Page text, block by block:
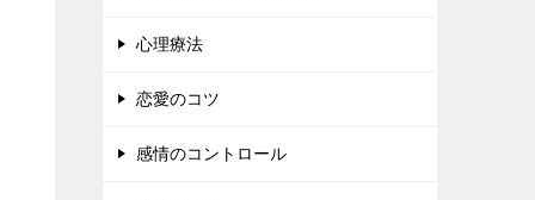
心理療法
恋愛のコツ
感情のコントロール